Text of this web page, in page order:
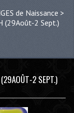
de Naissance >
(29Août-2 Sept.)
2 SEPT.)